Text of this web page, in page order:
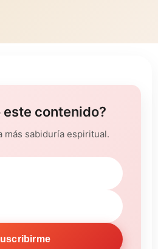
este contenido?
más sabiduría espiritual.